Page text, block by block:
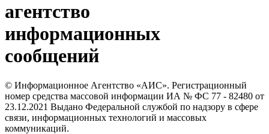
агентство
информационных
сообщений
© Информационное Агентство «АИС». Регистрационный
номер средства массовой информации ИА № ФС 77 - 82480 от
23.12.2021 Выдано Федеральной службой по надзору в сфере
связи, информационных технологий и массовых
коммуникаций.